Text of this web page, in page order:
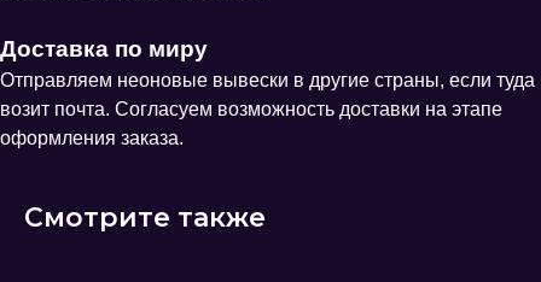
Доставка по миру
Отправляем неоновые вывески в другие страны, если туда
возит почта. Согласуем возможность доставки на этапе
оформления заказа.
Смотрите также